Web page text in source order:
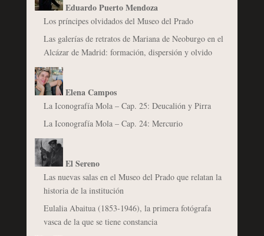
Eduardo Puerto Mendoza
Los príncipes olvidados del Museo del Prado
Las galerías de retratos de Mariana de Neoburgo en el
Alcázar de Madrid: formación, dispersión y olvido
Elena Campos
La Iconografía Mola – Cap. 25: Deucalión y Pirra
La Iconografía Mola – Cap. 24: Mercurio
El Sereno
Las nuevas salas en el Museo del Prado que relatan la
historia de la institución
Eulalia Abaitua (1853-1946), la primera fotógrafa
vasca de la que se tiene constancia